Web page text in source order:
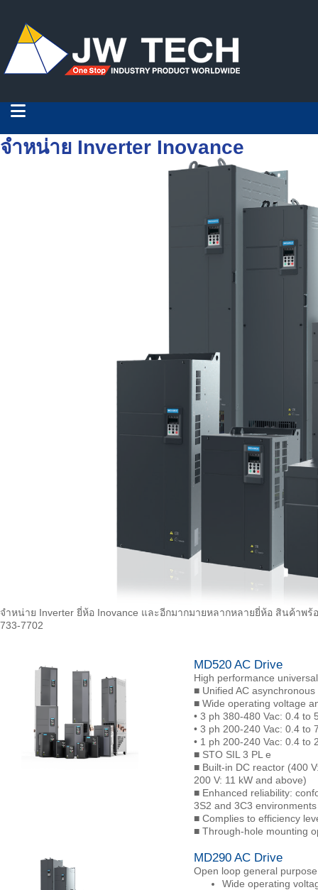
จำหน่าย Inverter Inovance
จำหน่าย Inverter ยี่ห้อ Inovance และอีกมากมายหลากหลายยี่ห้อ สินค้าพ
733-7702
MD520 AC Drive
High performance
■ Unified AC
■ Wide operating voltage
• 3 ph 380-480 Vac: 0.4 to
• 3 ph 200-240 Vac: 0.4 to
• 1 ph 200-240 Vac: 0.4 to
■ STO SIL 3 PL e
■ Built-in DC reactor (400
200 V: 11 kW and above)
■ Enhanced reliability:
3S2 and 3C3 environments
■ Complies to efficiency
■ Through-hole mounting
MD290 AC Drive
Open loop general
Wide operating